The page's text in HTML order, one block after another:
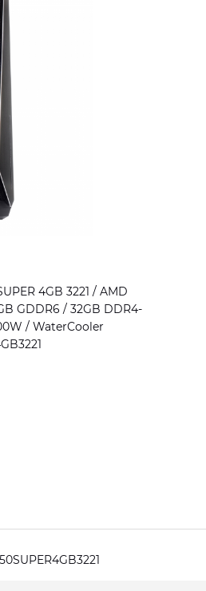
4GB 3221 / AMD
GDDR6 / 32GB DDR4-
/ WaterCooler